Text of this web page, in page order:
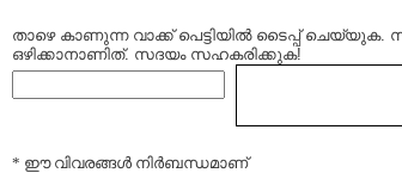
താഴെ കാണുന്ന വാക്ക് പെട്ടിയില്‍ ടൈപ്പ്‌ ചെയ്യുക.
ഒഴിക്കാനാണിത്. സദയം സഹകരിക്കുക!
* ഈ വിവരങ്ങള്‍ നിര്‍ബന്ധമാണ്